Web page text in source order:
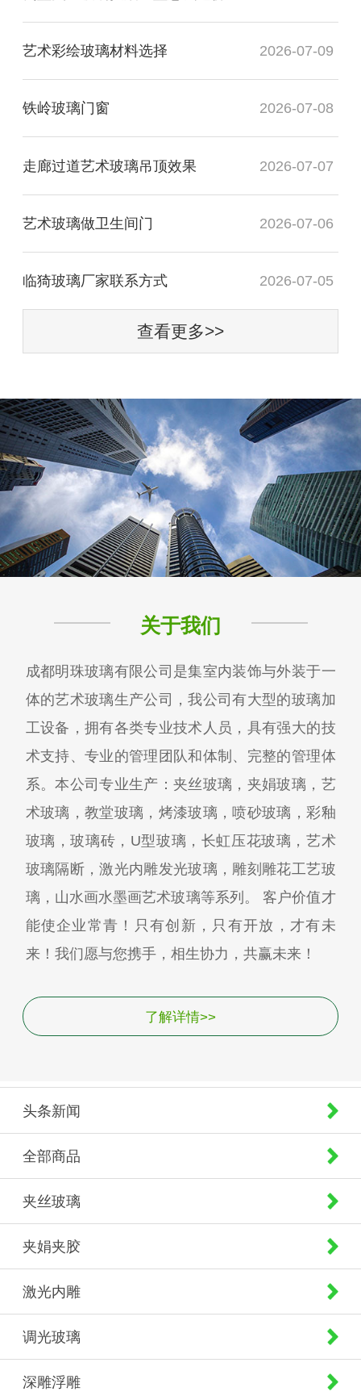
艺术彩绘玻璃材料选择 2026-07-09
铁岭玻璃门窗 2026-07-08
走廊过道艺术玻璃吊顶效果 2026-07-07
艺术玻璃做卫生间门 2026-07-06
临猗玻璃厂家联系方式 2026-07-05
查看更多>>
关于我们
成都明珠玻璃有限公司是集室内装饰与外装于一
体的艺术玻璃生产公司，我公司有大型的玻璃加
工设备，拥有各类专业技术人员，具有强大的技
术支持、专业的管理团队和体制、完整的管理体
系。本公司专业生产：夹丝玻璃，夹娟玻璃，艺
术玻璃，教堂玻璃，烤漆玻璃，喷砂玻璃，彩釉
玻璃，玻璃砖，U型玻璃，长虹压花玻璃，艺术
玻璃隔断，激光内雕发光玻璃，雕刻雕花工艺玻
璃，山水画水墨画艺术玻璃等系列。 客户价值才
能使企业常青！只有创新，只有开放，才有未
来！我们愿与您携手，相生协力，共赢未来！
了解详情>>
头条新闻
全部商品
夹丝玻璃
夹娟夹胶
激光内雕
调光玻璃
深雕浮雕